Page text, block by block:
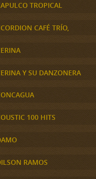
TROPICAL
CAFÉ TRÍO,
Y SU DANZONERA
100 HITS
RAMOS